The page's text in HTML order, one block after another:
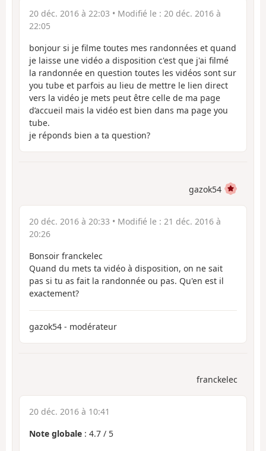
20 déc. 2016 à 22:03 • Modifié le : 20 déc. 2016 à
22:05
bonjour si je filme toutes mes randonnées et quand
je laisse une vidéo a disposition c'est que j'ai filmé
la randonnée en question toutes les vidéos sont sur
you tube et parfois au lieu de mettre le lien direct
vers la vidéo je mets peut être celle de ma page
d’accueil mais la vidéo est bien dans ma page you
tube.
je réponds bien a ta question?
gazok54
20 déc. 2016 à 20:33 • Modifié le : 21 déc. 2016 à
20:26
Bonsoir franckelec
Quand du mets ta vidéo à disposition, on ne sait
pas si tu as fait la randonnée ou pas. Qu'en est il
exactement?
gazok54 - modérateur
franckelec
20 déc. 2016 à 10:41
Note globale : 4.7 / 5